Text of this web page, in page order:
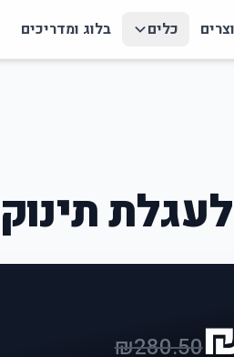
כלים בלוג ומדריכים
תינוק
₪280.50